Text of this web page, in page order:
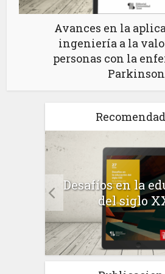
Avances en la
ingeniería a la
personas con la
Parkinson
Desafíos en la
del siglo